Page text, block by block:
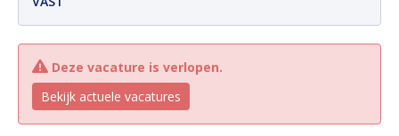
Deze vacature is verlopen.
Bekijk actuele vacatures